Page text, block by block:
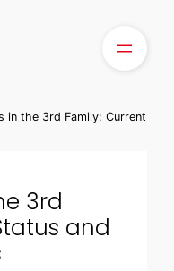
in the 3rd Family: Current
3rd
and